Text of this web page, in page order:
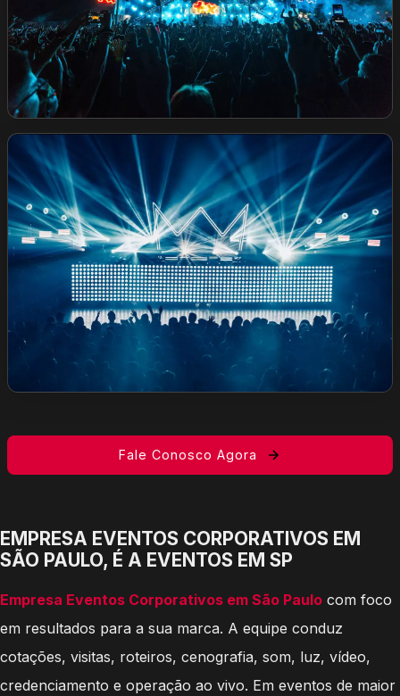
Fale Conosco Agora
EMPRESA EVENTOS CORPORATIVOS EM
SÃO PAULO, É A EVENTOS EM SP
Empresa Eventos Corporativos em São Paulo com foco
em resultados para a sua marca. A equipe conduz
cotações, visitas, roteiros, cenografia, som, luz, vídeo,
credenciamento e operação ao vivo. Em eventos de maior